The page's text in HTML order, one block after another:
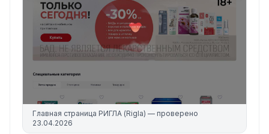
Главная страница РИГЛА (Rigla) — проверено
23.04.2026